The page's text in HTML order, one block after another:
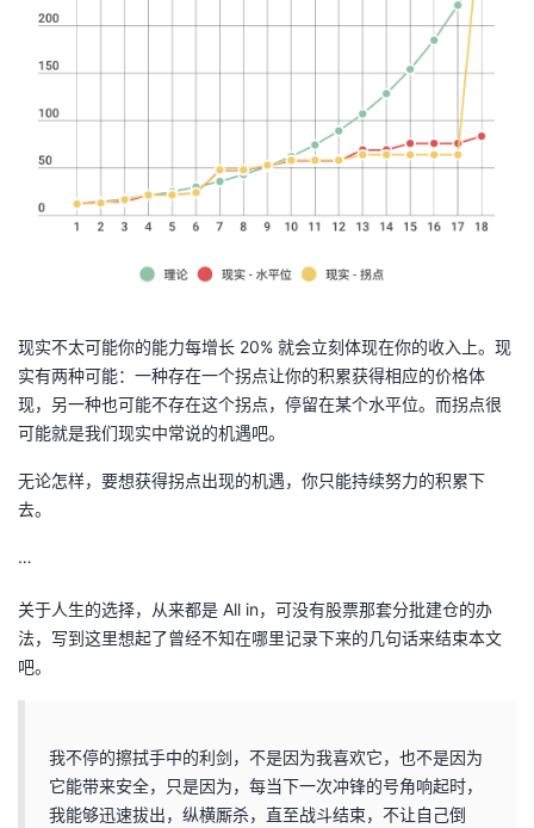
现实不太可能你的能力每增长 20% 就会立刻体现在你的收入上。现
实有两种可能：一种存在一个拐点让你的积累获得相应的价格体
现，另一种也可能不存在这个拐点，停留在某个水平位。而拐点很
可能就是我们现实中常说的机遇吧。
无论怎样，要想获得拐点出现的机遇，你只能持续努力的积累下
去。
…
关于人生的选择，从来都是 All in，可没有股票那套分批建仓的办
法，写到这里想起了曾经不知在哪里记录下来的几句话来结束本文
吧。
我不停的擦拭手中的利剑，不是因为我喜欢它，也不是因为
它能带来安全，只是因为，每当下一次冲锋的号角响起时，
我能够迅速拔出，纵横厮杀，直至战斗结束，不让自己倒